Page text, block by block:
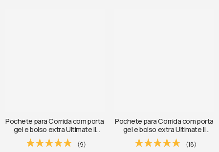
Pochete para Corrida com porta
gel e bolso extra Ultimate II
Fitletic - Zíper Rosa
(9)
Pochete para Corrida com porta
gel e bolso extra Ultimate II
Fitletic - Zíper Azul
(18)